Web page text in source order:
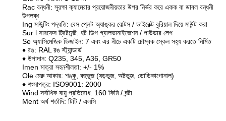
Rac বন্ধনী: সুরক্ষা ক্যামেরার প্রয়োজনীয়তার উপর নির্ভর করে একক বা ডাবল বন্ধনী
উপলব্ধ
Ing মাউন্টিং পদ্ধতি: বেস প্লেট অ্যাঙ্কর বোল্টস / ডাইরেক্ট বুরিয়াল দিয়ে মাউন্ট করা
Sur l সারফেস ট্রিটমেন্ট: হট ডিপ গ্যালভানাইজেশন / পাউডার লেপ
Se অ্যাসিমেজিক ডিজাইন: 7 এবং এর নীচে একটি চৌম্বক স্কেল সহ্য করতে নির্মিত
♦ রঙ: RAL রঙ স্ট্যান্ডার্ড
♦ উপাদান: Q235, 345, A36, GR50
Imen মাত্রা সহনশীলতা: +/- 1%
Ole মেরু আকার: শঙ্কু, বহুভুজ (ষড়ভুজ, অষ্টভুজ, ডোডিকাগোনাল)
♦ শংসাপত্র: ISO9001: 2000
Wind সর্বাধিক বায়ু প্রতিরোধ: 160 কিমি / ঘন্টা
Ment অর্থ শর্তাদি: টিটি / এলসি